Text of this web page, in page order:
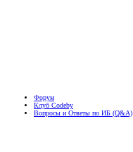
Форум
Клуб Codeby
Вопросы и Ответы по ИБ (Q&A)